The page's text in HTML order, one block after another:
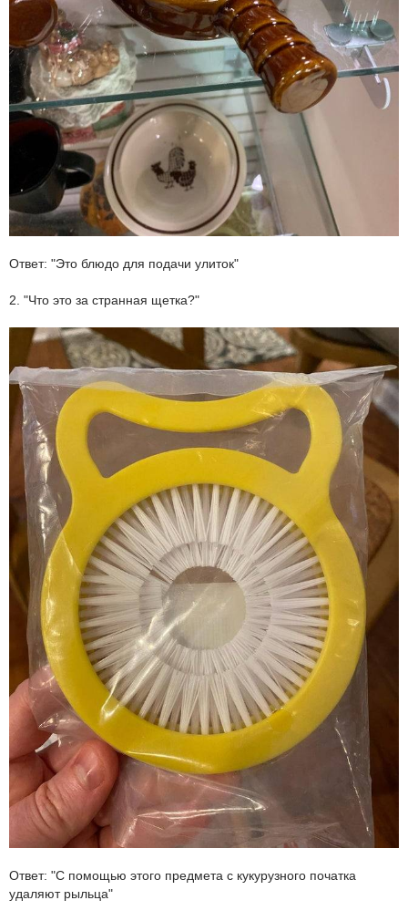
Ответ: "Это блюдо для подачи улиток"
2. "Что это за странная щетка?"
Ответ: "С помощью этого предмета с кукурузного початка
удаляют рыльца"